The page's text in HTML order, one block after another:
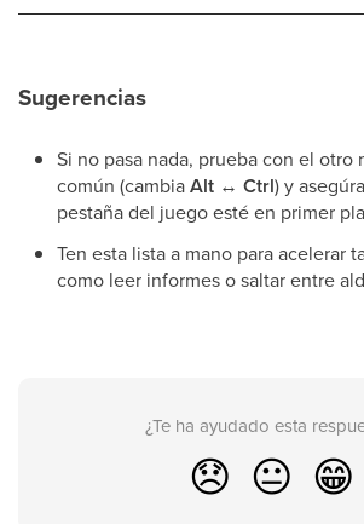
Sugerencias
Si no pasa nada, prueba con el otro
común (cambiaAlt ↔ Ctrl) y
pestaña del juego esté en primer
Ten esta lista a mano para acelerar
como leer informes o saltar entre
¿Te ha ayudado esta
😞 😐 😁